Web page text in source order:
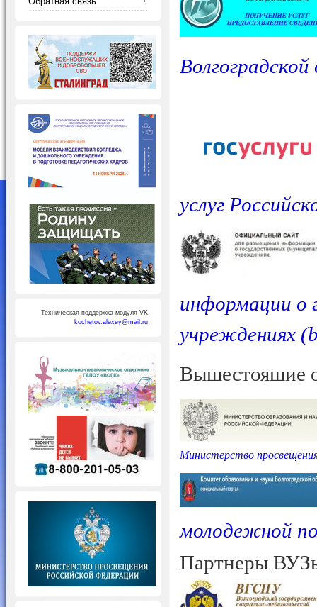
услуг
информации о
учреждениях
Вышестояшие
Министерство
молодежной
Партнеры
Техническая поддержка модуля VK
kochetov.alexey@mail.ru